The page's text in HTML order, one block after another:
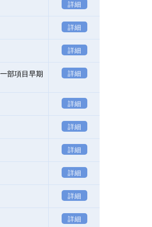
詳細
詳細
詳細
部項目早期
詳細
詳細
詳細
詳細
詳細
詳細
詳細